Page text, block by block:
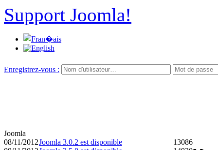
Support Joomla!
Enregistrez-vous :
Joomla
08/11/2012Joomla 3.0.2 est disponible
13086